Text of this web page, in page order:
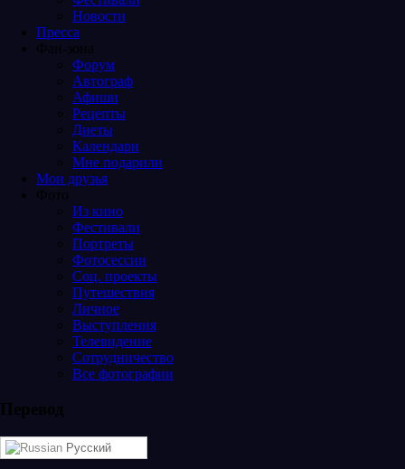
Новости
Пресса
Фан-зона
Форум
Автограф
Афиши
Рецепты
Диеты
Календари
Мне подарили
Мои друзья
Фото
Из кино
Фестивали
Портреты
Фотосессии
Соц. проекты
Путешествия
Личное
Выступления
Телевидение
Сотрудничество
Все фотографии
Перевод
Русский